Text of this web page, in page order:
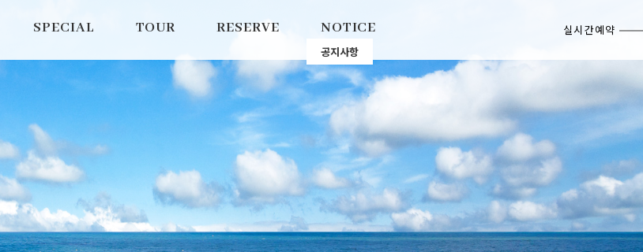
SPECIAL TOUR RESERVE NOTICE
공지사항
실시간예약